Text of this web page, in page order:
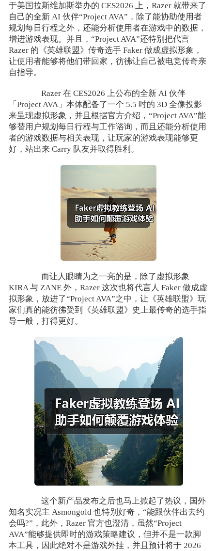
于美国拉斯维加斯举办的 CES2026 上，Razer 就带来了
自己的全新 AI 伙伴“Project AVA”，除了能协助使用者
规划每日行程之外，还能分析使用者在游戏中的数据，
增进游戏表现。并且，“Project AVA”还特别把代言
Razer 的《英雄联盟》传奇选手 Faker 做成虚拟形象，
让使用者能够将他们带回家，彷彿让自己被电竞传奇亲
自指导。
Razer 在 CES2026 上公布的全新 AI 伙伴
「Project AVA」本体配备了一个 5.5 吋的 3D 全像投影
来呈现虚拟形象，并且根据官方介绍，“Project AVA”能
够替用户规划每日行程与工作谘询，而且还能分析使用
者的游戏数据与相关表现，让玩家的游戏表现能够更
好，站出来 Carry 队友并取得胜利。
而让人眼睛为之一亮的是，除了虚拟形象
KIRA 与 ZANE 外，Razer 这次也将代言人 Faker 做成虚
拟形象，放进了“Project AVA”之中，让《英雄联盟》玩
家们真的能彷彿受到《英雄联盟》史上最传奇的选手指
导一般，打得更好。
这个新产品发布之后也马上掀起了热议，国外
知名实况主 Asmongold 也特别好奇，“能跟伙伴出去约
会吗?”，此外，Razer 官方也澄清，虽然“Project
AVA”能够提供即时的游戏策略建议，但并不是一款脚
本工具，因此绝对不是游戏外挂，并且预计将于 2026